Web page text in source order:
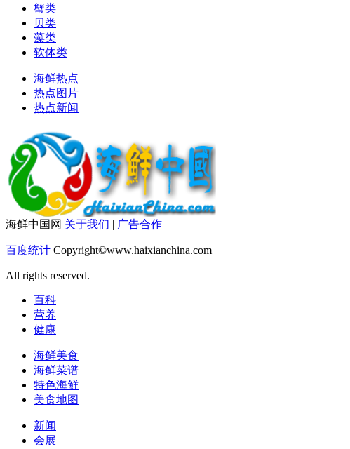
蟹类
贝类
藻类
软体类
海鲜热点
热点图片
热点新闻
海鲜中国网 关于我们 | 广告合作
百度统计 Copyright©www.haixianchina.com
All rights reserved.
百科
营养
健康
海鲜美食
海鲜菜谱
特色海鲜
美食地图
新闻
会展